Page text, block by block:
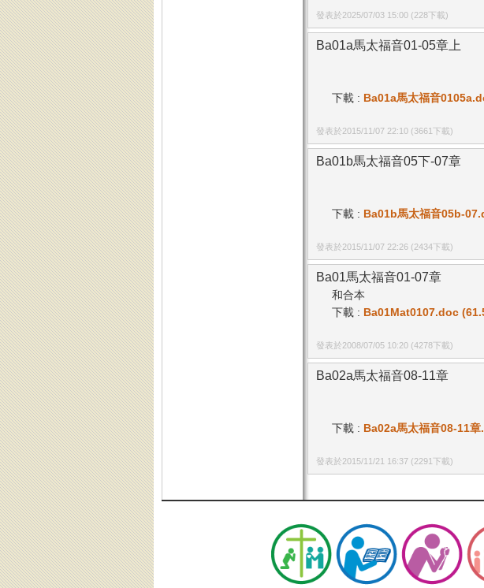
發表於2025/07/03 15:00 (228下載)
Ba01a馬太福音01-05章上
下載 : Ba01a馬太福音
發表於2015/11/07 22:10 (3661下載)
Ba01b馬太福音05下-07章
下載 : Ba01b馬太福音05b-
發表於2015/11/07 22:26 (2434下載)
Ba01馬太福音01-07章
和合本
下載 : Ba01Mat0107.doc
發表於2008/07/05 10:20 (4278下載)
Ba02a馬太福音08-11章
下載 : Ba02a馬太福音08-11
發表於2015/11/21 16:37 (2291下載)